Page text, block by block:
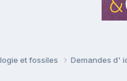
et fossiles Demandes d'